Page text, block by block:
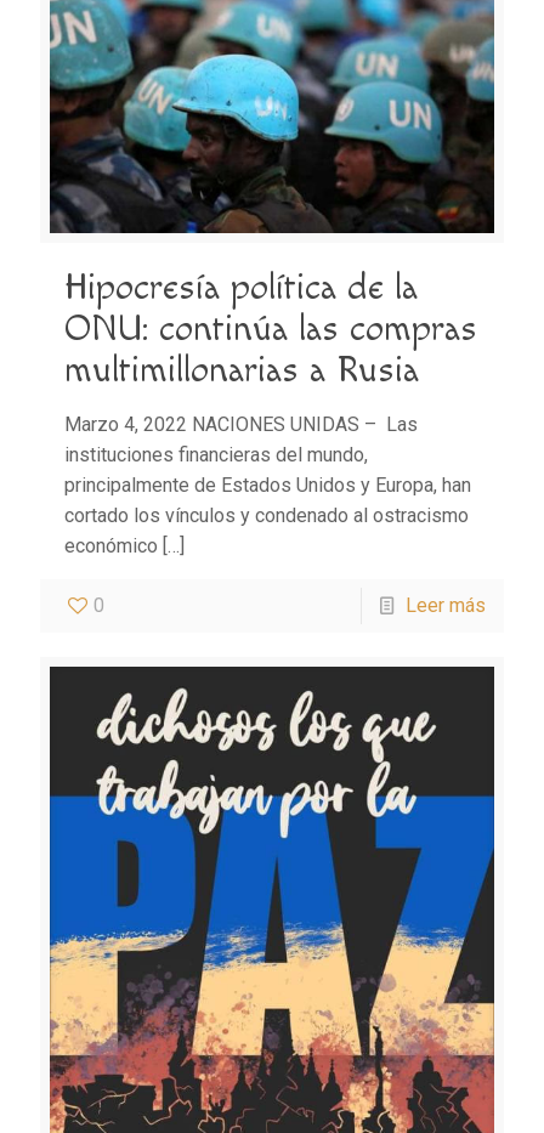
Hipocresía política de la
ONU: continúa las compras
multimillonarias a Rusia
Marzo 4, 2022 NACIONES UNIDAS – Las
instituciones financieras del mundo,
principalmente de Estados Unidos y Europa, han
cortado los vínculos y condenado al ostracismo
económico […]
0 Leer más